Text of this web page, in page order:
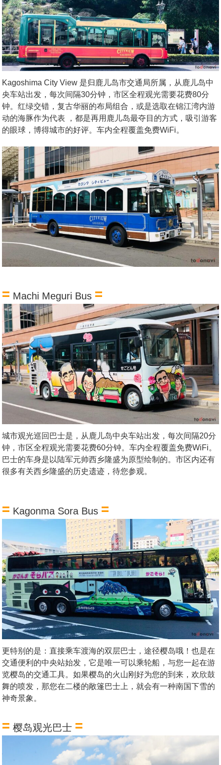
Kagoshima City View 是归鹿儿岛市交通局所属，从鹿儿岛中
央车站出发，每次间隔30分钟，市区全程观光需要花费80分
钟。红绿交错，复古华丽的布局组合，或是选取在锦江湾内游
动的海豚作为代表 ，都是再用鹿儿岛最夺目的方式，吸引游客
的眼球，博得城市的好评。车内全程覆盖免费WiFi。
= Machi Meguri Bus =
城市观光巡回巴士是，从鹿儿岛中央车站出发，每次间隔20分
钟，市区全程观光需要花费60分钟。车内全程覆盖免费WiFi。
巴士的车身是以陆军元帅西乡隆盛为原型绘制的。市区内还有
很多有关西乡隆盛的历史遗迹，待您参观。
= Kagonma Sora Bus =
更特别的是：直接乘车渡海的双层巴士，途径樱岛哦！也是在
交通便利的中央站始发，它是唯一可以乘轮船，与您一起在游
览樱岛的交通工具。如果樱岛的火山刚好为您的到来，欢欣鼓
舞的喷发，那您在二楼的敞篷巴士上，就会有一种南国下雪的
神奇景象。
=樱岛观光巴士 =